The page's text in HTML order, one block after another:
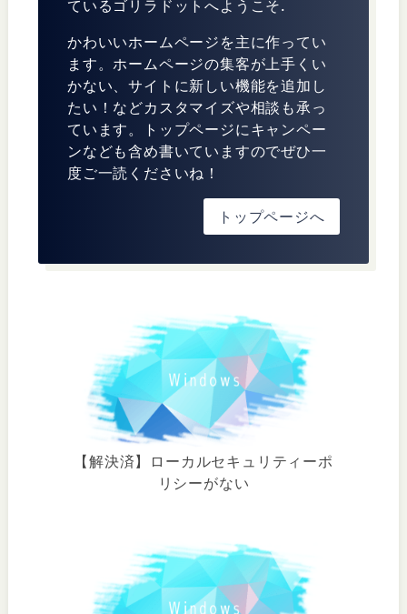
ているゴリラドットへようこそ.
かわいいホームページを主に作ってい
ます。ホームページの集客が上手くい
かない、サイトに新しい機能を追加し
たい！などカスタマイズや相談も承っ
ています。トップページにキャンペー
ンなども含め書いていますのでぜひ一
度ご一読くださいね！
トップページへ
【解決済】ローカルセキュリティーポ
リシーがない